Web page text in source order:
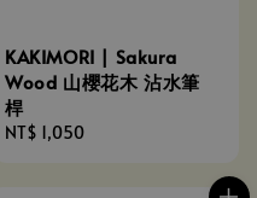
KAKIMORI | Sakura
Wood 山櫻花木 沾水筆
桿
Regular
NT$ 1,050